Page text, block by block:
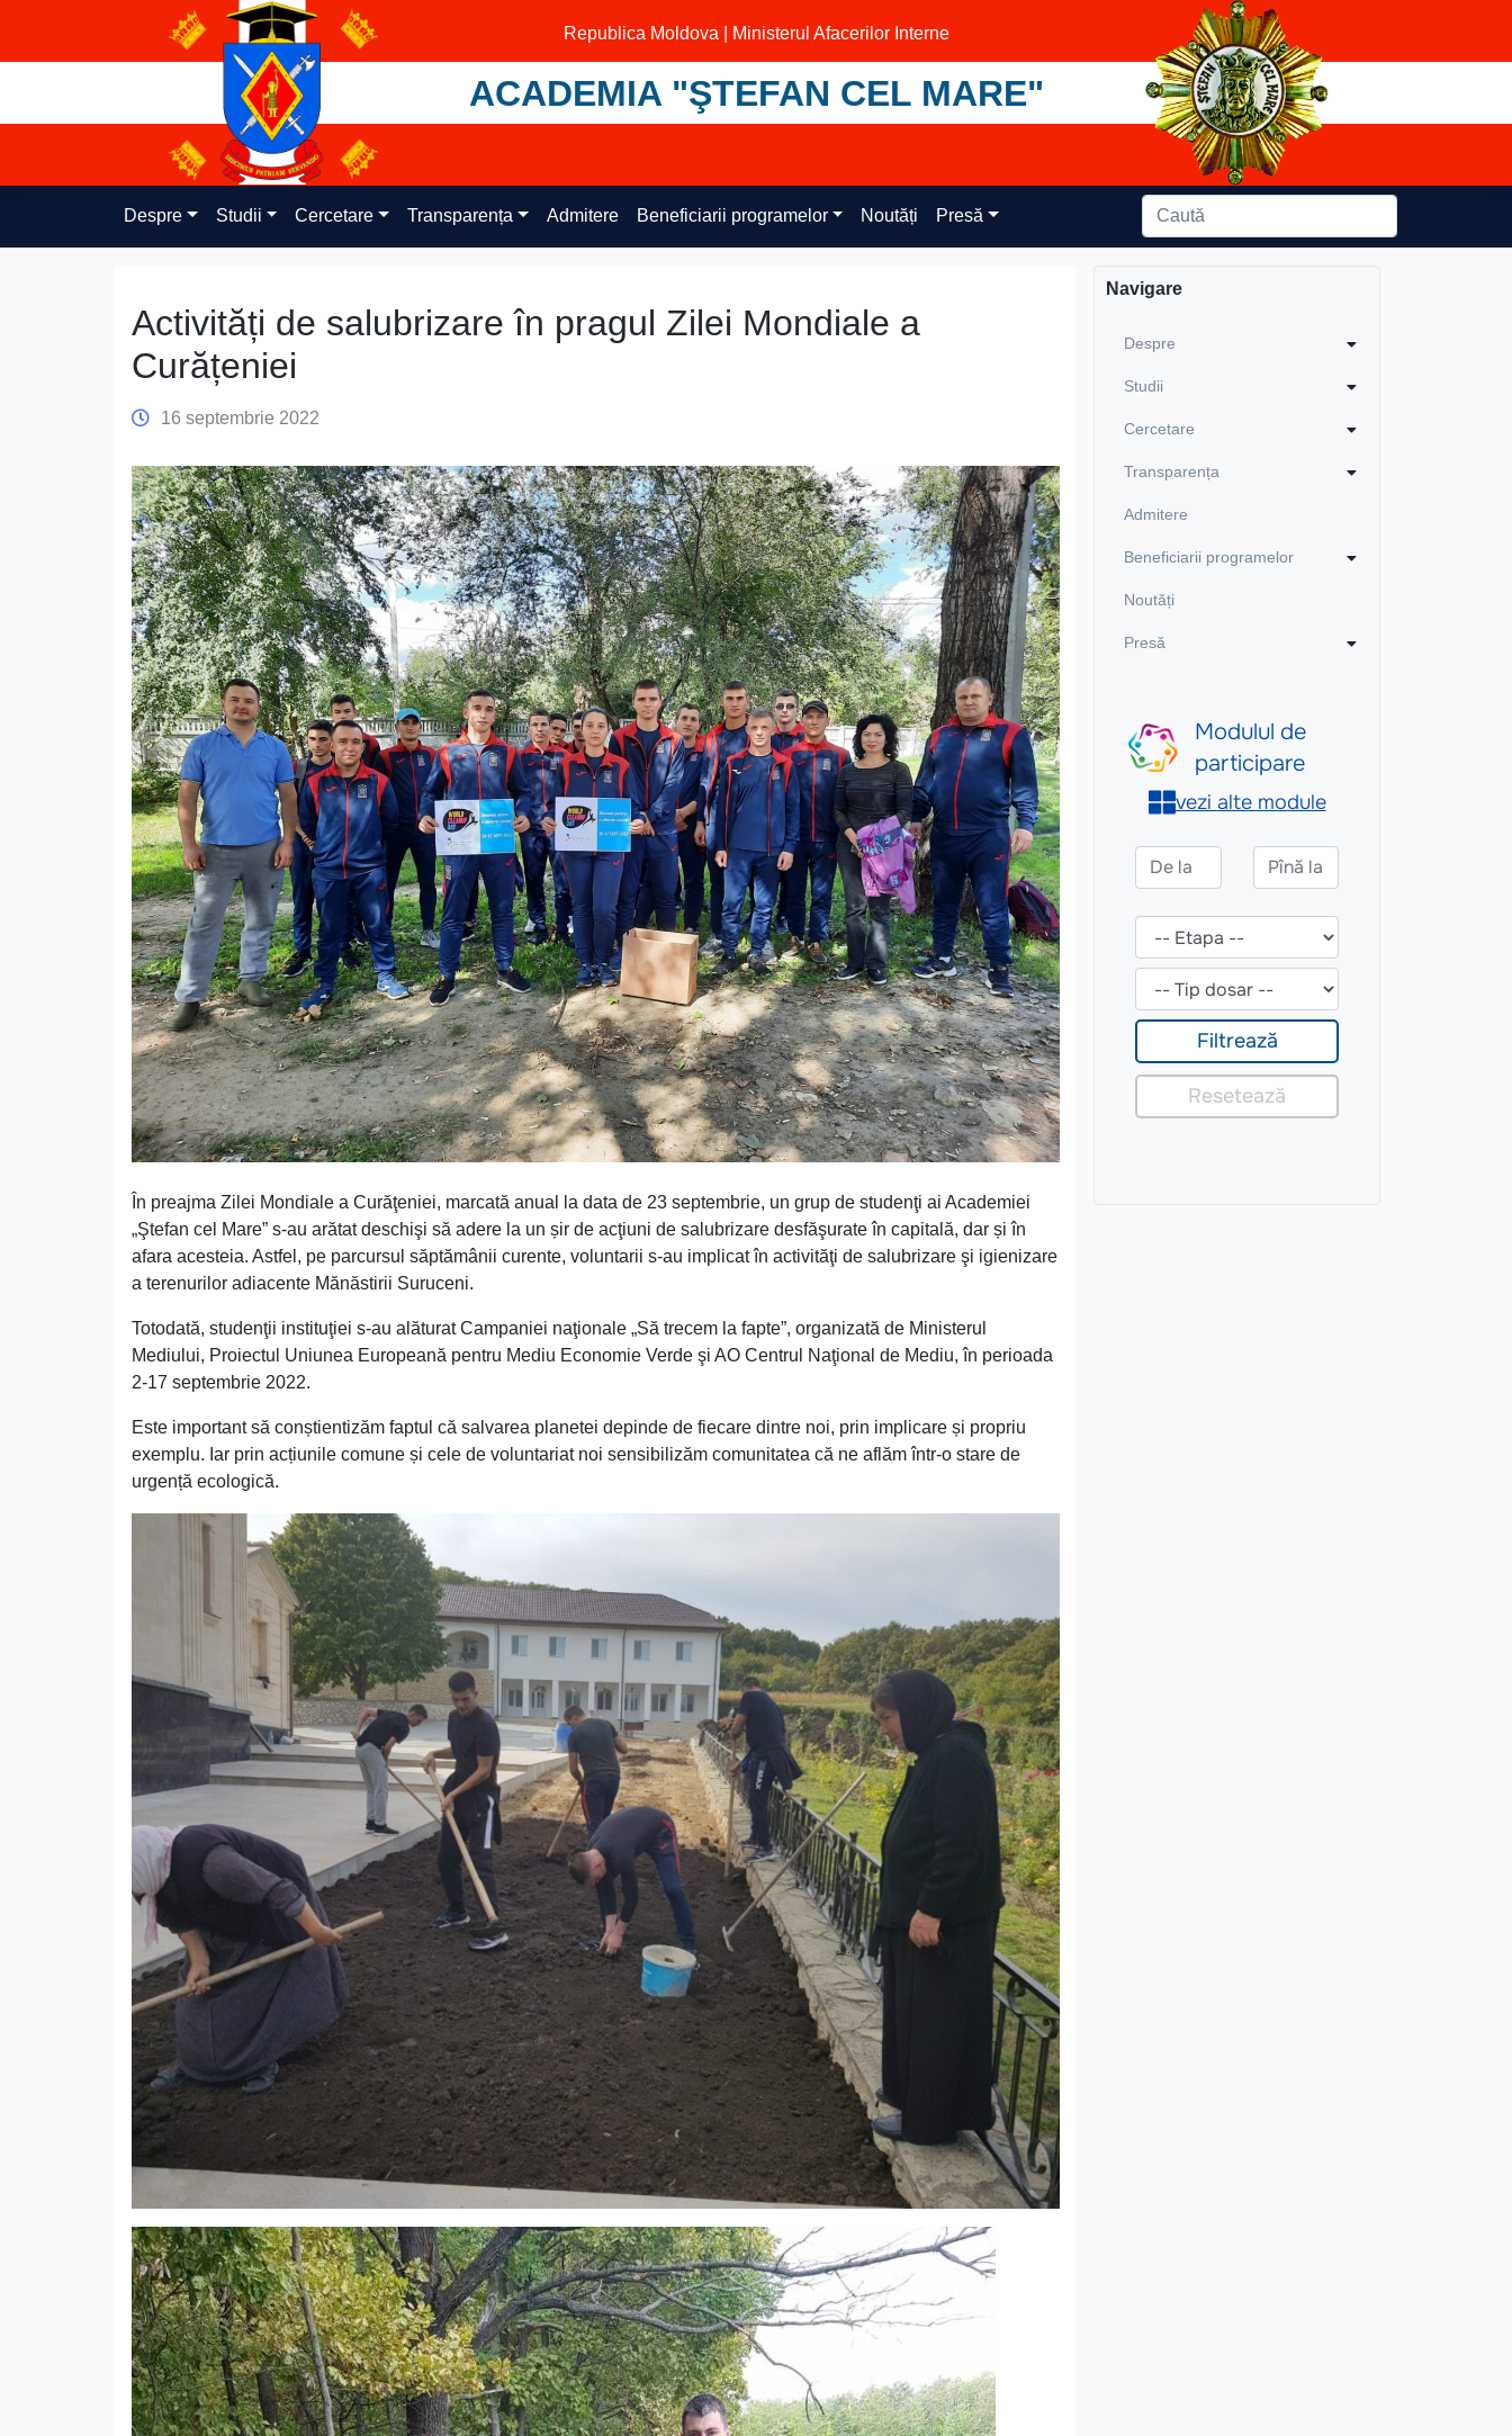
content
Republica Moldova | Ministerul Afacerilor Interne
ACADEMIA "ŞTEFAN CEL MARE"
Despre Studii Cercetare Transparența Admitere Beneficiarii programelor Noutăți Presă
Activități de salubrizare în pragul Zilei Mondiale a
Curățeniei
16 septembrie 2022
În preajma Zilei Mondiale a Curăţeniei, marcată anual la data de 23 septembrie, un grup de studenţi ai Academiei
„Ştefan cel Mare” s-au arătat deschişi să adere la un șir de acţiuni de salubrizare desfăşurate în capitală, dar și în
afara acesteia. Astfel, pe parcursul săptămânii curente, voluntarii s-au implicat în activităţi de salubrizare şi igienizare
a terenurilor adiacente Mănăstirii Suruceni.
Totodată, studenţii instituţiei s-au alăturat Campaniei naţionale „Să trecem la fapte”, organizată de Ministerul
Mediului, Proiectul Uniunea Europeană pentru Mediu Economie Verde şi AO Centrul Naţional de Mediu, în perioada
2-17 septembrie 2022.
Este important să conștientizăm faptul că salvarea planetei depinde de fiecare dintre noi, prin implicare și propriu
exemplu. Iar prin acțiunile comune și cele de voluntariat noi sensibilizăm comunitatea că ne aflăm într-o stare de
urgență ecologică.
Navigare
Despre
Studii
Cercetare
Transparența
Admitere
Beneficiarii programelor
Noutăți
Presă